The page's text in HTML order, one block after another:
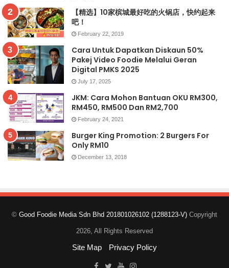
【精选】10家槟城最好吃的火锅店，快约起来
吧！
February 22, 2019
Cara Untuk Dapatkan Diskaun 50%
Pakej Video Foodie Melalui Geran
Digital PMKS 2025
July 17, 2025
JKM: Cara Mohon Bantuan OKU RM300,
RM450, RM500 Dan RM2,700
February 24, 2021
Burger King Promotion: 2 Burgers For
Only RM10
December 13, 2018
© Good Foodie Media Sdn Bhd 201801026102 (1288123-V) Copyright
2026, All Rights Reserved
Site Map Privacy Policy